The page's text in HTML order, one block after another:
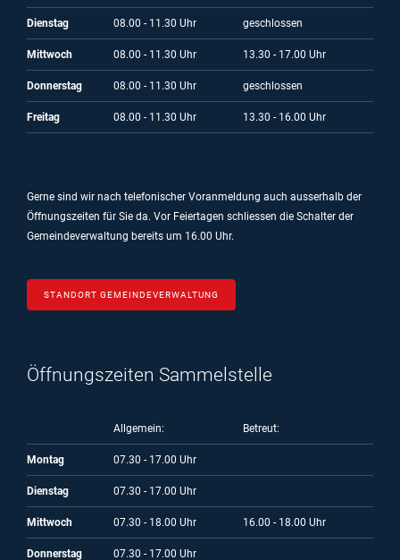
Dienstag 08.00 - 11.30 Uhr geschlossen
Mittwoch 08.00 - 11.30 Uhr 13.30 - 17.00 Uhr
Donnerstag 08.00 - 11.30 Uhr geschlossen
Freitag 08.00 - 11.30 Uhr 13.30 - 16.00 Uhr
Gerne sind wir nach telefonischer Voranmeldung auch ausserhalb der
Öffnungszeiten für Sie da. Vor Feiertagen schliessen die Schalter der
Gemeindeverwaltung bereits um 16.00 Uhr.
STANDORT GEMEINDEVERWALTUNG
Öffnungszeiten Sammelstelle
Allgemein: Betreut:
Montag 07.30 - 17.00 Uhr
Dienstag 07.30 - 17.00 Uhr
Mittwoch 07.30 - 18.00 Uhr 16.00 - 18.00 Uhr
Donnerstag 07.30 - 17.00 Uhr